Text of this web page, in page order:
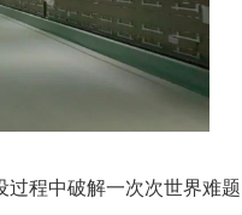
程中破解一次次世界难